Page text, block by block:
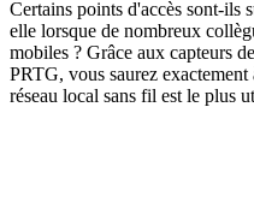
Certains points d'accès sont-ils
elle lorsque de nombreux
mobiles ? Grâce aux capteurs de
PRTG, vous saurez
réseau local sans fil est le plus